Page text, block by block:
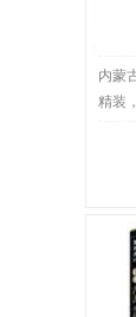
内蒙
精装